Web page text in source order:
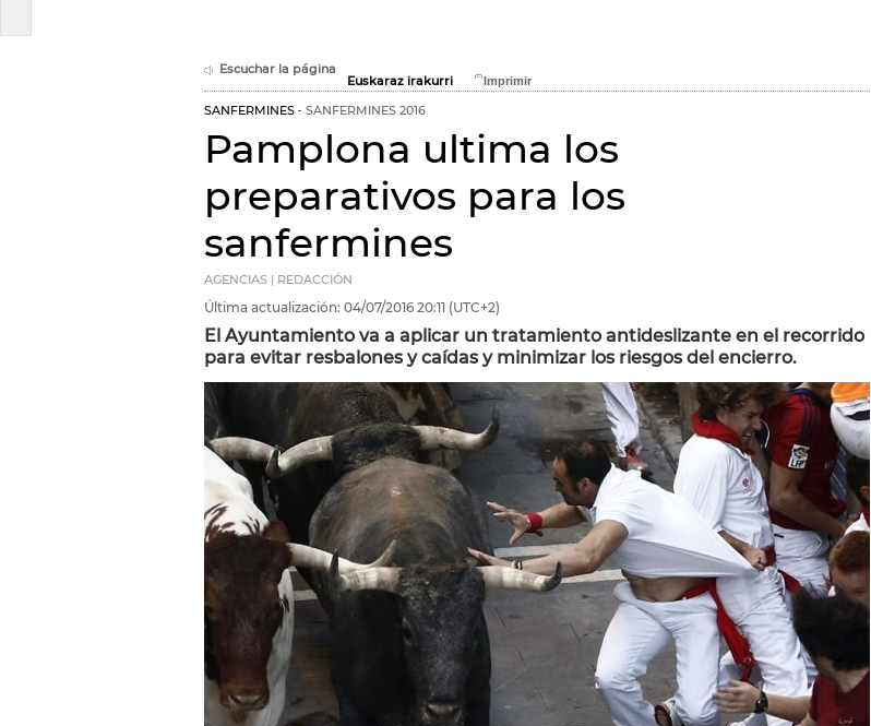
Escuchar la página
Euskaraz irakurri
SANFERMINES SANFERMINES 2016
Pamplona ultima los
preparativos para los
sanfermines
AGENCIAS | REDACCIÓN
Última actualización: 04/07/2016 20:11 (UTC+2)
El Ayuntamiento va a aplicar un tratamiento antideslizante en el recorrido
para evitar resbalones y caídas y minimizar los riesgos del encierro.